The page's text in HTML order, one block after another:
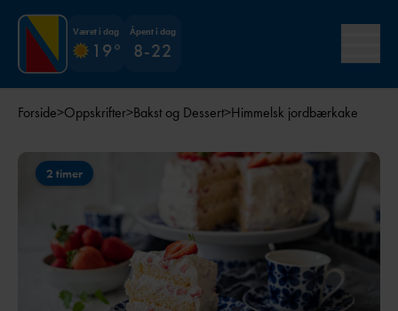
Været i dag
19°
Åpent i dag
8-22
Forside>Oppskrifter>Bakst og Dessert>Himmelsk jordbærkake
2 timer